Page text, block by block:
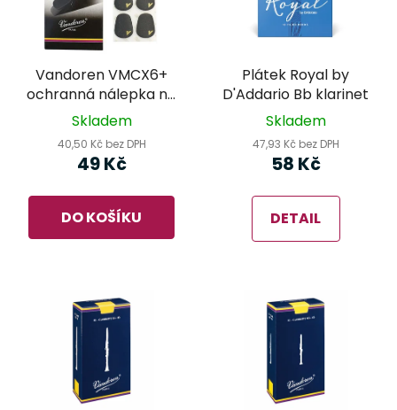
Vandoren VMCX6+
ochranná nálepka na
hubičku klarinetu,
Skladem
40,50 Kč bez DPH
49 Kč
DO KOŠÍKU
Plátek Royal by
D'Addario Bb klarinet
Skladem
47,93 Kč bez DPH
58 Kč
DETAIL